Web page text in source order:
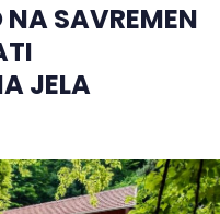
SAVREMEN
JELA